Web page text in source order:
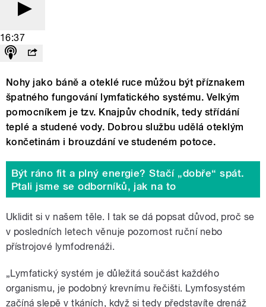
16:37
Nohy jako báně a oteklé ruce můžou být příznakem
špatného fungování lymfatického systému. Velkým
pomocníkem je tzv. Knajpův chodník, tedy střídání
teplé a studené vody. Dobrou službu udělá oteklým
končetinám i brouzdání ve studeném potoce.
Být ráno fit a plný energie? Stačí „dobře“ spát.
Ptali jsme se odborníků, jak na to
Uklidit si v našem těle. I tak se dá popsat důvod, proč se
v posledních letech věnuje pozornost ruční nebo
přístrojové lymfodrenáži.
„Lymfatický systém je důležitá součást každého
organismu, je podobný krevnímu řečišti. Lymfosystém
začíná slepě v tkáních, když si tedy představíte drenáž